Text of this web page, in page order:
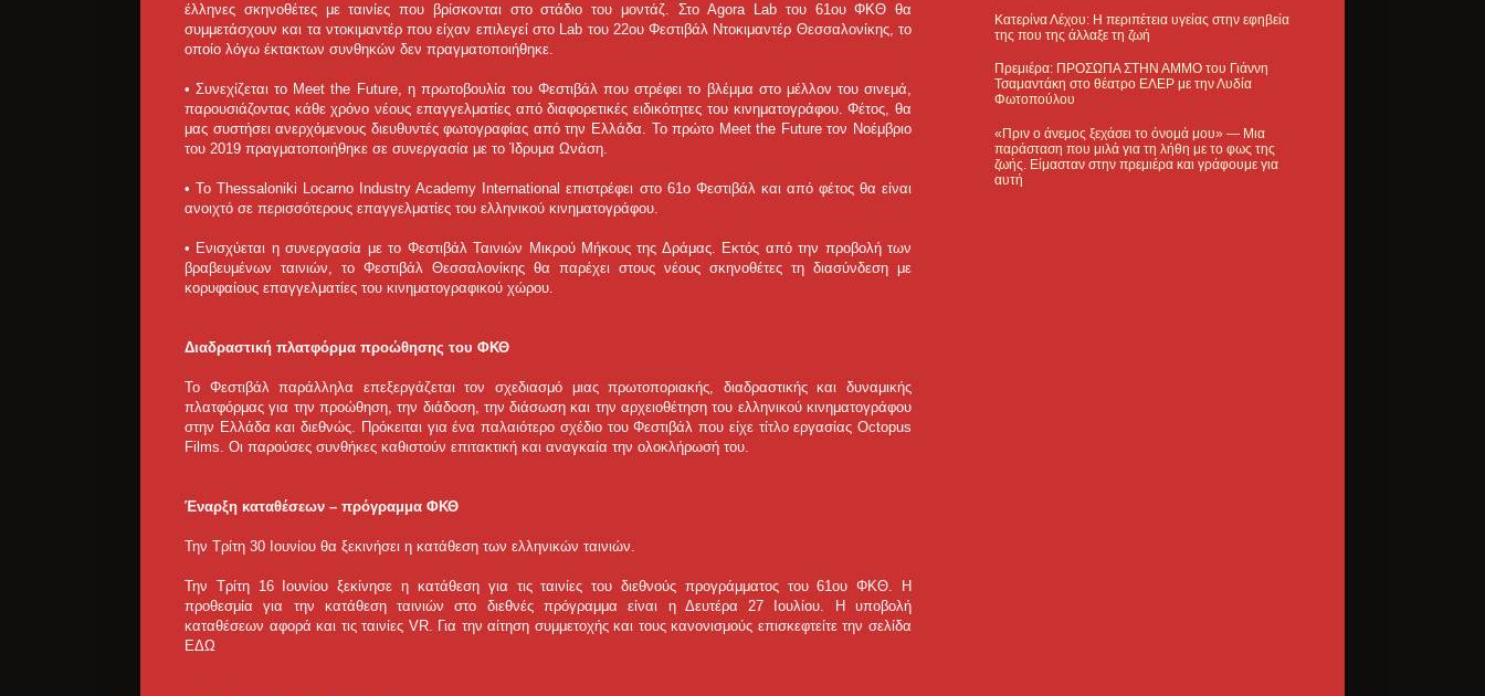
έλληνες σκηνοθέτες με ταινίες που βρίσκονται στο στάδιο του μοντάζ. Στο Agora Lab του 61ου ΦΚΘ θα
συμμετάσχουν και τα ντοκιμαντέρ που είχαν επιλεγεί στο Lab του 22ου Φεστιβάλ Ντοκιμαντέρ Θεσσαλονίκης, το
οποίο λόγω έκτακτων συνθηκών δεν πραγματοποιήθηκε.
• Συνεχίζεται το Meet the Future, η πρωτοβουλία του Φεστιβάλ που στρέφει το βλέμμα στο μέλλον του σινεμά,
παρουσιάζοντας κάθε χρόνο νέους επαγγελματίες από διαφορετικές ειδικότητες του κινηματογράφου. Φέτος, θα
μας συστήσει ανερχόμενους διευθυντές φωτογραφίας από την Ελλάδα. Το πρώτο Meet the Future τον Νοέμβριο
του 2019 πραγματοποιήθηκε σε συνεργασία με το Ίδρυμα Ωνάση.
• Το Thessaloniki Locarno Industry Academy International επιστρέφει στο 61ο Φεστιβάλ και από φέτος θα είναι
ανοιχτό σε περισσότερους επαγγελματίες του ελληνικού κινηματογράφου.
• Ενισχύεται η συνεργασία με το Φεστιβάλ Ταινιών Μικρού Μήκους της Δράμας. Εκτός από την προβολή των
βραβευμένων ταινιών, το Φεστιβάλ Θεσσαλονίκης θα παρέχει στους νέους σκηνοθέτες τη διασύνδεση με
κορυφαίους επαγγελματίες του κινηματογραφικού χώρου.
Διαδραστική πλατφόρμα προώθησης του ΦΚΘ
To Φεστιβάλ παράλληλα επεξεργάζεται τον σχεδιασμό μιας πρωτοποριακής, διαδραστικής και δυναμικής
πλατφόρμας για την προώθηση, την διάδοση, την διάσωση και την αρχειοθέτηση του ελληνικού κινηματογράφου
στην Ελλάδα και διεθνώς. Πρόκειται για ένα παλαιότερο σχέδιο του Φεστιβάλ που είχε τίτλο εργασίας Octopus
Films. Οι παρούσες συνθήκες καθιστούν επιτακτική και αναγκαία την ολοκλήρωσή του.
Έναρξη καταθέσεων – πρόγραμμα ΦΚΘ
Την Τρίτη 30 Ιουνίου θα ξεκινήσει η κατάθεση των ελληνικών ταινιών.
Την Τρίτη 16 Ιουνίου ξεκίνησε η κατάθεση για τις ταινίες του διεθνούς προγράμματος του 61ου ΦΚΘ. Η
προθεσμία για την κατάθεση ταινιών στο διεθνές πρόγραμμα είναι η Δευτέρα 27 Ιουλίου. Η υποβολή
καταθέσεων αφορά και τις ταινίες VR. Για την αίτηση συμμετοχής και τους κανονισμούς επισκεφτείτε την σελίδα
ΕΔΩ
Κατερίνα Λέχου: Η περιπέτεια υγείας στην εφηβεία
της που της άλλαξε τη ζωή
Πρεμιέρα: ΠΡΟΣΩΠΑ ΣΤΗΝ ΑΜΜΟ του Γιάννη
Τσαμαντάκη στο θέατρο ΕΛΕΡ με την Λυδία
Φωτοπούλου
«Πριν ο άνεμος ξεχάσει το όνομά μου» — Μια
παράσταση που μιλά για τη λήθη με το φως της
ζωής. Είμασταν στην πρεμιέρα και γράφουμε για
αυτή